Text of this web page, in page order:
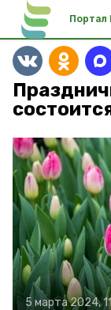
Портал
5 марта 2024,